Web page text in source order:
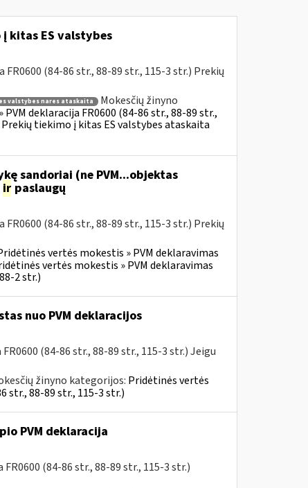
kitas ES valstybes
(84-86 str., 88-89 str., 115-3 str.) Prekių
valstybes nares ataskaita
Mokesčių žinyno
deklaracija FR0600 (84-86 str., 88-89 str.,
tiekimo į kitas ES valstybes ataskaita
sandoriai (ne PVM...objektas
irpaslaugų
(84-86 str., 88-89 str., 115-3 str.) Prekių
vertės mokestis » PVM deklaravimas
vertės mokestis » PVM deklaravimas
2 str.)
nuo PVM deklaracijos
(84-86 str., 88-89 str., 115-3 str.) Jeigu
žinyno kategorijos: Pridėtinės vertės
str., 88-89 str., 115-3 str.)
PVM deklaracija
(84-86 str., 88-89 str., 115-3 str.)